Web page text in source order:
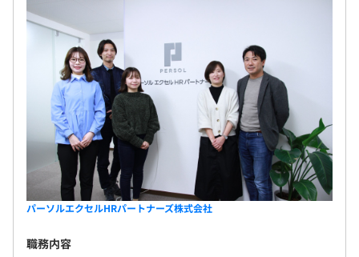
パーソルエクセルHRパートナーズ株式会社
職務内容